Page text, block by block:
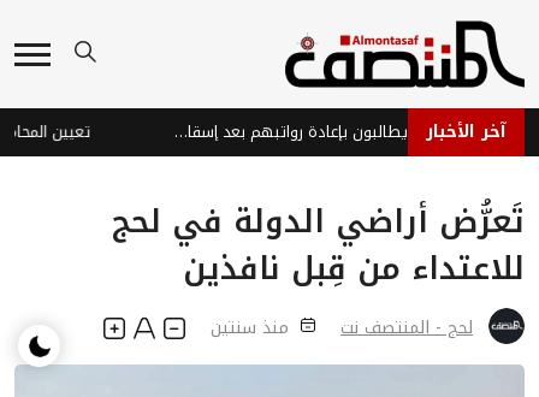
آخر الأخبار موظفو منفذ البقع يطالبون بإعادة رواتبهم بعد إسقاط أسمائهم من كشوفات المرتبات
تَعرُّض أراضي الدولة في لحج
للاعتداء من قِبل نافذين
لحج - المنتصف نت منذ سنتين